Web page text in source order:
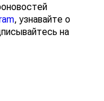
, узнавайте о
на